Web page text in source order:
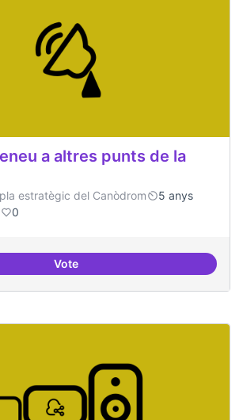
a altres punts de la
estratègic del Canòdrom
5 anys
0
VoteAntenes Ateneu a altres punts